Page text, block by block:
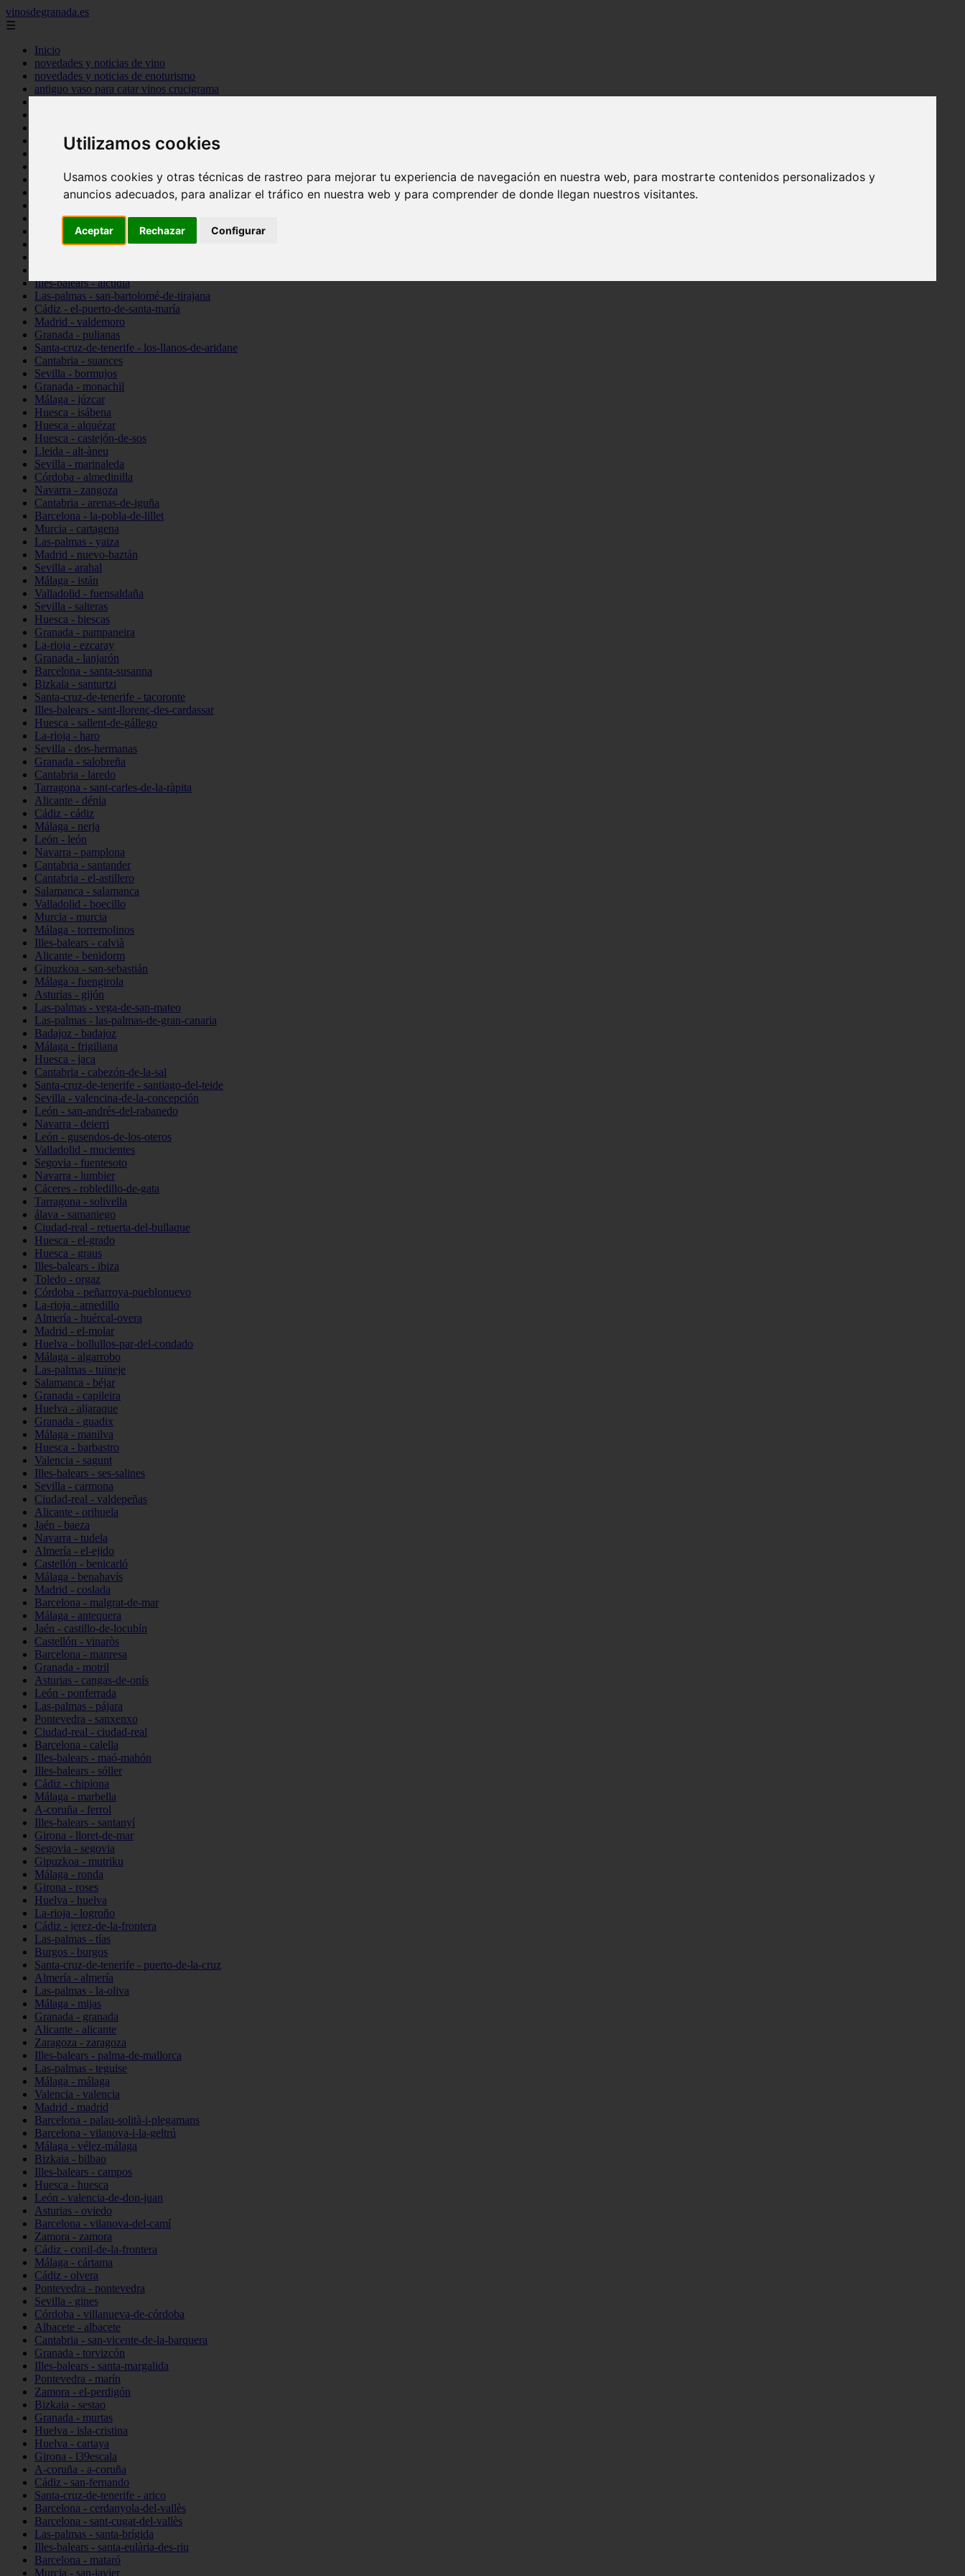
Utilizamos cookies
Usamos cookies y otras técnicas de rastreo para mejorar tu experiencia de navegación en nuestra web, para mostrarte contenidos personalizados y
anuncios adecuados, para analizar el tráfico en nuestra web y para comprender de donde llegan nuestros visitantes.
Aceptar Rechazar Configurar
vinosdegranada.es
☰
Inicio
novedades y noticias de vino
novedades y noticias de enoturismo
antiguo vaso para catar vinos crucigrama
Sevilla - sevilla
Barcelona - barcelona
Santa-cruz-de-tenerife - guía-de-isora
La-rioja - casalarreina
Almería - roquetas-de-mar
Illes-balears - alcúdia
Las-palmas - san-bartolomé-de-tirajana
Cádiz - el-puerto-de-santa-maría
Madrid - valdemoro
Granada - pulianas
Santa-cruz-de-tenerife - los-llanos-de-aridane
Cantabria - suances
Sevilla - bormujos
Granada - monachil
Málaga - júzcar
Huesca - isábena
Huesca - alquézar
Huesca - castejón-de-sos
Lleida - alt-àneu
Sevilla - marinaleda
Córdoba - almedinilla
Navarra - zangoza
Cantabria - arenas-de-iguña
Barcelona - la-pobla-de-lillet
Murcia - cartagena
Las-palmas - yaiza
Madrid - nuevo-baztán
Sevilla - arahal
Málaga - istán
Valladolid - fuensaldaña
Sevilla - salteras
Huesca - biescas
Granada - pampaneira
La-rioja - ezcaray
Granada - lanjarón
Barcelona - santa-susanna
Bizkaia - santurtzi
Santa-cruz-de-tenerife - tacoronte
Illes-balears - sant-llorenç-des-cardassar
Huesca - sallent-de-gállego
La-rioja - haro
Sevilla - dos-hermanas
Granada - salobreña
Cantabria - laredo
Tarragona - sant-carles-de-la-ràpita
Alicante - dénia
Cádiz - cádiz
Málaga - nerja
León - león
Navarra - pamplona
Cantabria - santander
Cantabria - el-astillero
Salamanca - salamanca
Valladolid - boecillo
Murcia - murcia
Málaga - torremolinos
Illes-balears - calvià
Alicante - benidorm
Gipuzkoa - san-sebastián
Málaga - fuengirola
Asturias - gijón
Las-palmas - vega-de-san-mateo
Las-palmas - las-palmas-de-gran-canaria
Badajoz - badajoz
Málaga - frigiliana
Huesca - jaca
Cantabria - cabezón-de-la-sal
Santa-cruz-de-tenerife - santiago-del-teide
Sevilla - valencina-de-la-concepción
León - san-andrés-del-rabanedo
Navarra - deierri
León - gusendos-de-los-oteros
Valladolid - mucientes
Segovia - fuentesoto
Navarra - lumbier
Cáceres - robledillo-de-gata
Tarragona - solivella
álava - samaniego
Ciudad-real - retuerta-del-bullaque
Huesca - el-grado
Huesca - graus
Illes-balears - ibiza
Toledo - orgaz
Córdoba - peñarroya-pueblonuevo
La-rioja - arnedillo
Almería - huércal-overa
Madrid - el-molar
Huelva - bollullos-par-del-condado
Málaga - algarrobo
Las-palmas - tuineje
Salamanca - béjar
Granada - capileira
Huelva - aljaraque
Granada - guadix
Málaga - manilva
Huesca - barbastro
Valencia - sagunt
Illes-balears - ses-salines
Sevilla - carmona
Ciudad-real - valdepeñas
Alicante - orihuela
Jaén - baeza
Navarra - tudela
Almería - el-ejido
Castellón - benicarló
Málaga - benahavís
Madrid - coslada
Barcelona - malgrat-de-mar
Málaga - antequera
Jaén - castillo-de-locubín
Castellón - vinaròs
Barcelona - manresa
Granada - motril
Asturias - cangas-de-onís
León - ponferrada
Las-palmas - pájara
Pontevedra - sanxenxo
Ciudad-real - ciudad-real
Barcelona - calella
Illes-balears - maó-mahón
Illes-balears - sóller
Cádiz - chipiona
Málaga - marbella
A-coruña - ferrol
Illes-balears - santanyí
Girona - lloret-de-mar
Segovia - segovia
Gipuzkoa - mutriku
Málaga - ronda
Girona - roses
Huelva - huelva
La-rioja - logroño
Cádiz - jerez-de-la-frontera
Las-palmas - tías
Burgos - burgos
Santa-cruz-de-tenerife - puerto-de-la-cruz
Almería - almería
Las-palmas - la-oliva
Málaga - mijas
Granada - granada
Alicante - alicante
Zaragoza - zaragoza
Illes-balears - palma-de-mallorca
Las-palmas - teguise
Málaga - málaga
Valencia - valencia
Madrid - madrid
Barcelona - palau-solità-i-plegamans
Barcelona - vilanova-i-la-geltrú
Málaga - vélez-málaga
Bizkaia - bilbao
Illes-balears - campos
Huesca - huesca
León - valencia-de-don-juan
Asturias - oviedo
Barcelona - vilanova-del-camí
Zamora - zamora
Cádiz - conil-de-la-frontera
Málaga - cártama
Cádiz - olvera
Pontevedra - pontevedra
Sevilla - gines
Córdoba - villanueva-de-córdoba
Albacete - albacete
Cantabria - san-vicente-de-la-barquera
Granada - torvizcón
Illes-balears - santa-margalida
Pontevedra - marín
Zamora - el-perdigón
Bizkaia - sestao
Granada - murtas
Huelva - isla-cristina
Huelva - cartaya
Girona - l39escala
A-coruña - a-coruña
Cádiz - san-fernando
Santa-cruz-de-tenerife - arico
Barcelona - cerdanyola-del-vallès
Barcelona - sant-cugat-del-vallès
Las-palmas - santa-brígida
Illes-balears - santa-eulària-des-riu
Barcelona - mataró
Murcia - san-javier